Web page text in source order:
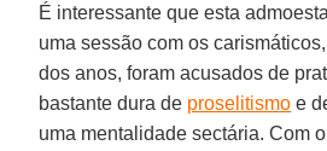
É interessante que esta
uma sessão com os
dos anos, foram acusados de
bastante dura de proselitismo e
uma mentalidade sectária. Com